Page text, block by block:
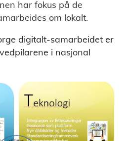
har fokus på de
om lokalt.
digitalt-samarbeidet er
i nasjonal